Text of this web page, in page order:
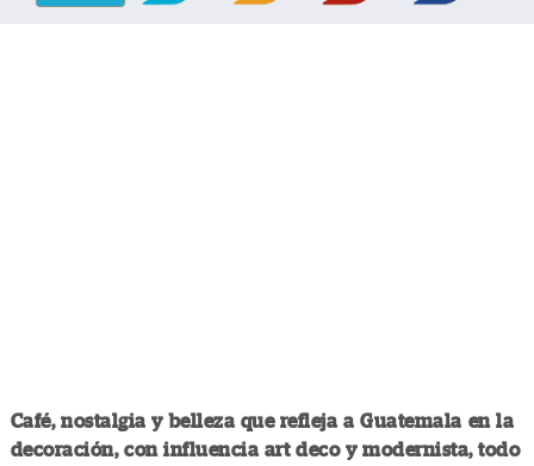
Café, nostalgia y belleza que refleja a Guatemala en la
decoración, con influencia art deco y modernista, todo